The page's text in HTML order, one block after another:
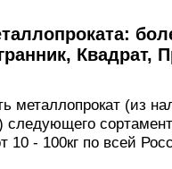
Квадрат,
металлопрокат (из
следующего
10 - 100кг по всей